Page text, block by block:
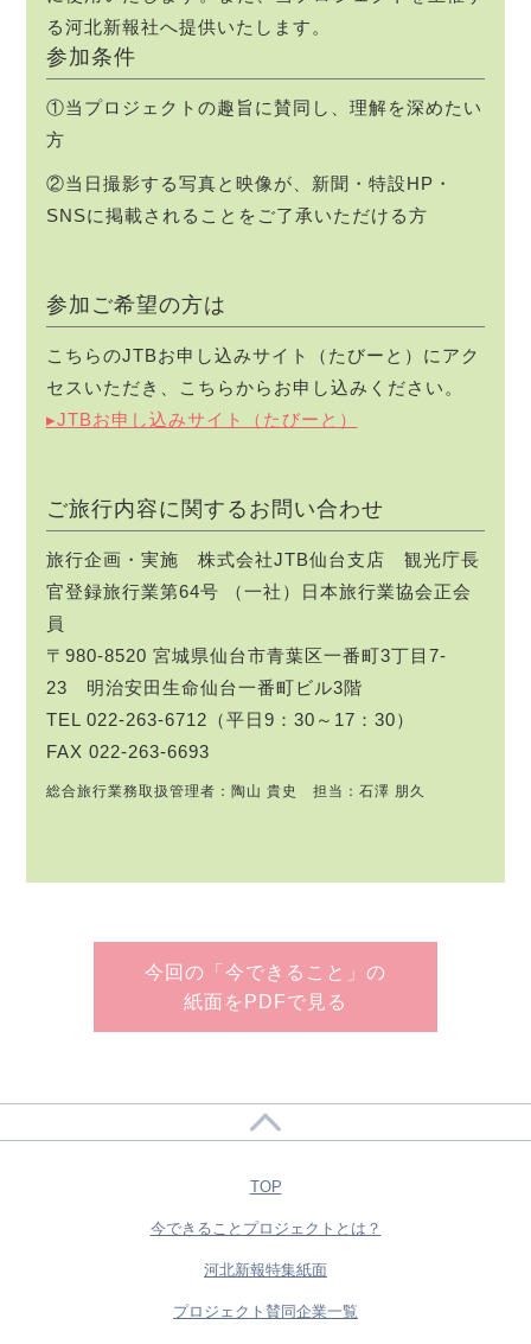
る河北新報社へ提供いたします。
参加条件
①当プロジェクトの趣旨に賛同し、理解を深めたい
方
②当日撮影する写真と映像が、新聞・特設HP・
SNSに掲載されることをご了承いただける方
参加ご希望の方は
こちらのJTBお申し込みサイト（たびーと）にアク
セスいただき、こちらからお申し込みください。
▸JTBお申し込みサイト（たびーと）
ご旅行内容に関するお問い合わせ
旅行企画・実施 株式会社JTB仙台支店 観光庁長
官登録旅行業第64号 （一社）日本旅行業協会正会
員
〒980-8520 宮城県仙台市青葉区一番町3丁目7-
23 明治安田生命仙台一番町ビル3階
TEL 022-263-6712（平日9：30～17：30）
FAX 022-263-6693
総合旅行業務取扱管理者：陶山 貴史 担当：石澤 朋久
今回の「今できること」の
紙面をPDFで見る
TOP
今できることプロジェクトとは？
河北新報特集紙面
プロジェクト賛同企業一覧